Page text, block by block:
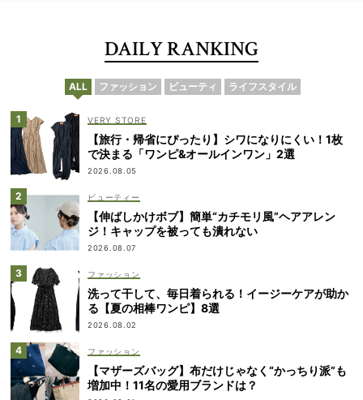
DAILY RANKING
ALL ファッション ビューティ ライフスタイル
VERY STORE
【旅行・帰省にぴったり】シワになりにくい！1枚
で決まる「ワンピ&オールインワン」2選
2026.08.05
ビューティー
【伸ばしかけボブ】簡単“カチモリ風”ヘアアレン
ジ！キャップを被っても潰れない
2026.08.07
ファッション
洗って干して、毎日着られる！イージーケアが助か
る【夏の相棒ワンピ】8選
2026.08.02
ファッション
【マザーズバッグ】布だけじゃなく“かっちり派”も
増加中！11名の愛用ブランドは？